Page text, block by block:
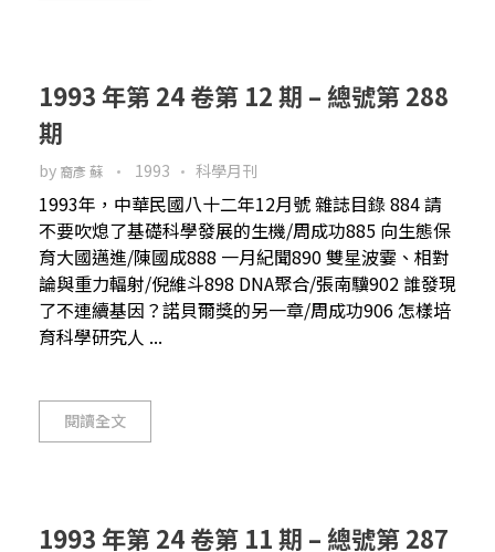
1993 年第 24 卷第 12 期 – 總號第 288
期
by 裔彥 蘇 1993 科學月刊
1993年，中華民國八十二年12月號 雜誌目錄 884 請
不要吹熄了基礎科學發展的生機/周成功885 向生態保
育大國邁進/陳國成888 一月紀聞890 雙星波霎、相對
論與重力輻射/倪維斗898 DNA聚合/張南驥902 誰發現
了不連續基因？諾貝爾獎的另一章/周成功906 怎樣培
育科學研究人 ...
閱讀全文
1993 年第 24 卷第 11 期 – 總號第 287